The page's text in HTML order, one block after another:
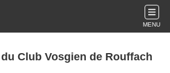
MENU
Club Vosgien de Rouffach